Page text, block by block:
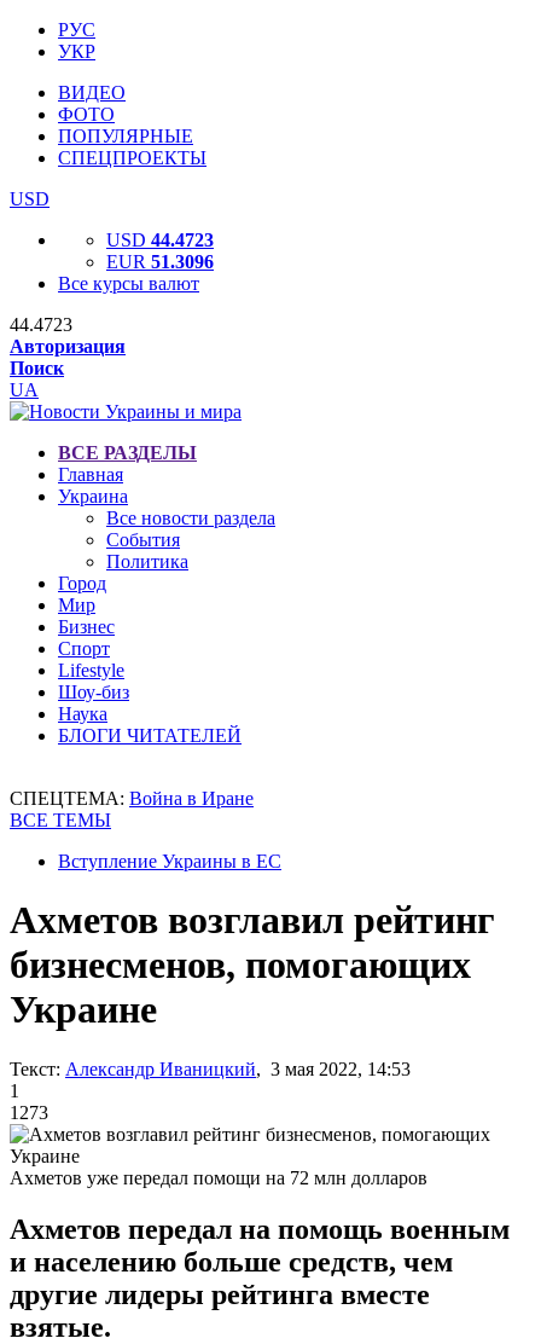
РУС
УКР
ВИДЕО
ФОТО
ПОПУЛЯРНЫЕ
СПЕЦПРОЕКТЫ
USD
USD 44.4723
EUR 51.3096
Все курсы валют
44.4723
Авторизация
Поиск
UA
ВСЕ РАЗДЕЛЫ
Главная
Украина
Все новости раздела
События
Политика
Город
Мир
Бизнес
Спорт
Lifestyle
Шоу-биз
Наука
БЛОГИ ЧИТАТЕЛЕЙ
СПЕЦТЕМА: Война в Иране
ВСЕ ТЕМЫ
Вступление Украины в ЕС
Ахметов возглавил рейтинг
бизнесменов, помогающих
Украине
Текст: Александр Иваницкий, 3 мая 2022, 14:53
1
1273
Ахметов уже передал помощи на 72 млн долларов
Ахметов передал на помощь военным
и населению больше средств, чем
другие лидеры рейтинга вместе
взятые.